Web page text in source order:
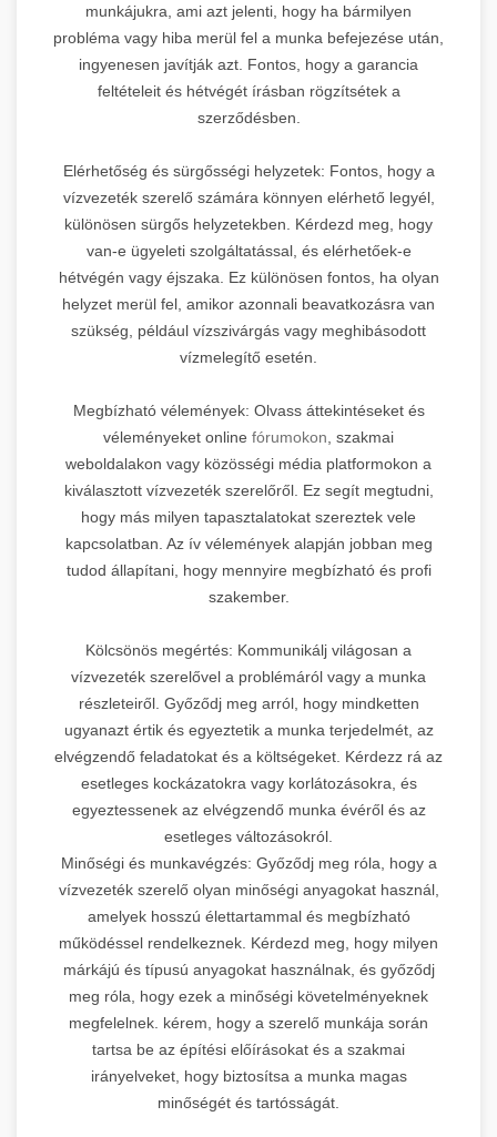
munkájukra, ami azt jelenti, hogy ha bármilyen
probléma vagy hiba merül fel a munka befejezése után,
ingyenesen javítják azt. Fontos, hogy a garancia
feltételeit és hétvégét írásban rögzítsétek a
szerződésben.
Elérhetőség és sürgősségi helyzetek: Fontos, hogy a
vízvezeték szerelő számára könnyen elérhető legyél,
különösen sürgős helyzetekben. Kérdezd meg, hogy
van-e ügyeleti szolgáltatással, és elérhetőek-e
hétvégén vagy éjszaka. Ez különösen fontos, ha olyan
helyzet merül fel, amikor azonnali beavatkozásra van
szükség, például vízszivárgás vagy meghibásodott
vízmelegítő esetén.
Megbízható vélemények: Olvass áttekintéseket és
véleményeket online fórumokon , szakmai
weboldalakon vagy közösségi média platformokon a
kiválasztott vízvezeték szerelőről. Ez segít megtudni,
hogy más milyen tapasztalatokat szereztek vele
kapcsolatban. Az ív vélemények alapján jobban meg
tudod állapítani, hogy mennyire megbízható és profi
szakember.
Kölcsönös megértés: Kommunikálj világosan a
vízvezeték szerelővel a problémáról vagy a munka
részleteiről. Győződj meg arról, hogy mindketten
ugyanazt értik és egyeztetik a munka terjedelmét, az
elvégzendő feladatokat és a költségeket. Kérdezz rá az
esetleges kockázatokra vagy korlátozásokra, és
egyeztessenek az elvégzendő munka évéről és az
esetleges változásokról.
Minőségi és munkavégzés: Győződj meg róla, hogy a
vízvezeték szerelő olyan minőségi anyagokat használ,
amelyek hosszú élettartammal és megbízható
működéssel rendelkeznek. Kérdezd meg, hogy milyen
márkájú és típusú anyagokat használnak, és győződj
meg róla, hogy ezek a minőségi követelményeknek
megfelelnek. kérem, hogy a szerelő munkája során
tartsa be az építési előírásokat és a szakmai
irányelveket, hogy biztosítsa a munka magas
minőségét és tartósságát.